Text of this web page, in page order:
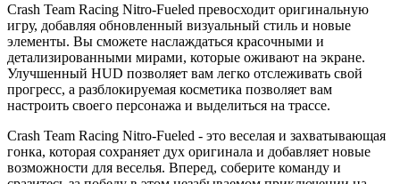
Crash Team Racing Nitro-Fueled превосходит оригинальную
игру, добавляя обновленный визуальный стиль и новые
элементы. Вы сможете наслаждаться красочными и
детализированными мирами, которые оживают на экране.
Улучшенный HUD позволяет вам легко отслеживать свой
прогресс, а разблокируемая косметика позволяет вам
настроить своего персонажа и выделиться на трассе.
Crash Team Racing Nitro-Fueled - это веселая и захватывающая
гонка, которая сохраняет дух оригинала и добавляет новые
возможности для веселья. Вперед, соберите команду и